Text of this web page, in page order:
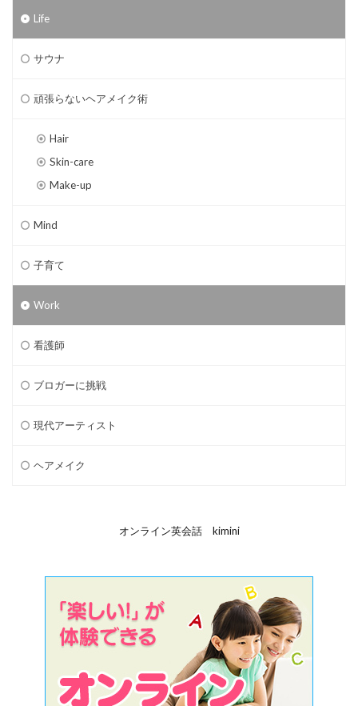
Life
サウナ
頑張らないヘアメイク術
Hair
Skin-care
Make-up
Mind
子育て
Work
看護師
ブロガーに挑戦
現代アーティスト
ヘアメイク
オンライン英会話 kimini